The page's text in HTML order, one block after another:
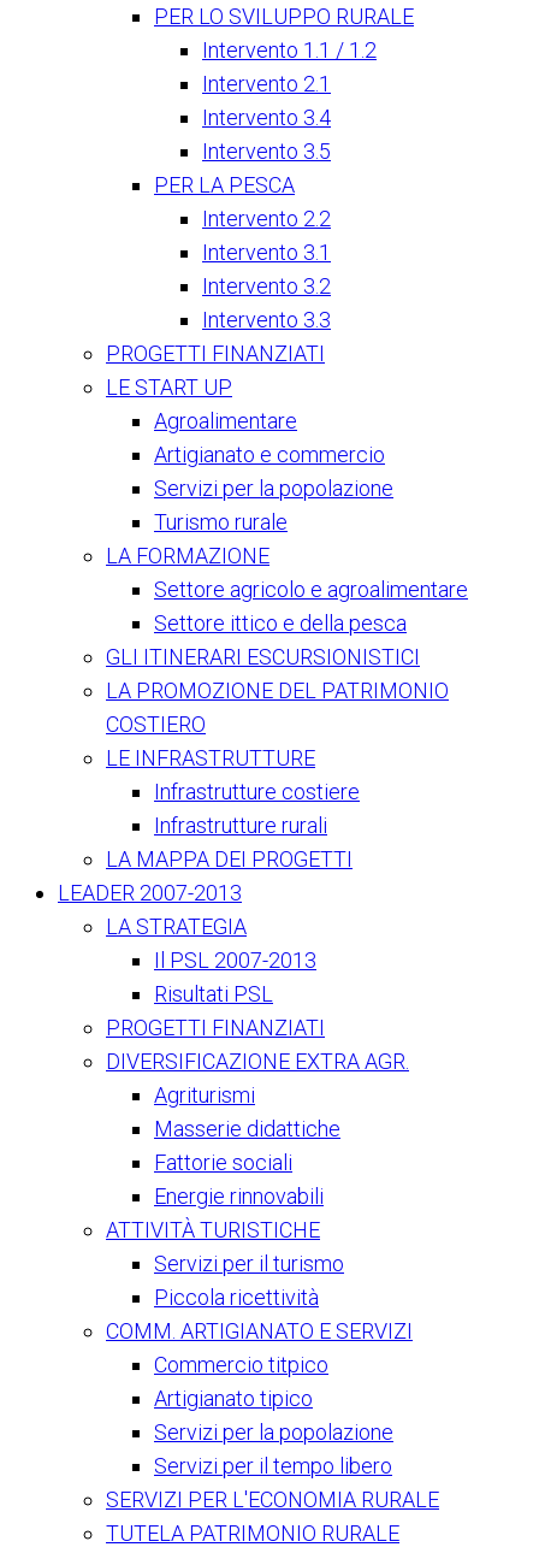
PER LO SVILUPPO RURALE
Intervento 1.1 / 1.2
Intervento 2.1
Intervento 3.4
Intervento 3.5
PER LA PESCA
Intervento 2.2
Intervento 3.1
Intervento 3.2
Intervento 3.3
PROGETTI FINANZIATI
LE START UP
Agroalimentare
Artigianato e commercio
Servizi per la popolazione
Turismo rurale
LA FORMAZIONE
Settore agricolo e agroalimentare
Settore ittico e della pesca
GLI ITINERARI ESCURSIONISTICI
LA PROMOZIONE DEL PATRIMONIO
COSTIERO
LE INFRASTRUTTURE
Infrastrutture costiere
Infrastrutture rurali
LA MAPPA DEI PROGETTI
LEADER 2007-2013
LA STRATEGIA
Il PSL 2007-2013
Risultati PSL
PROGETTI FINANZIATI
DIVERSIFICAZIONE EXTRA AGR.
Agriturismi
Masserie didattiche
Fattorie sociali
Energie rinnovabili
ATTIVITÀ TURISTICHE
Servizi per il turismo
Piccola ricettività
COMM. ARTIGIANATO E SERVIZI
Commercio titpico
Artigianato tipico
Servizi per la popolazione
Servizi per il tempo libero
SERVIZI PER L'ECONOMIA RURALE
TUTELA PATRIMONIO RURALE